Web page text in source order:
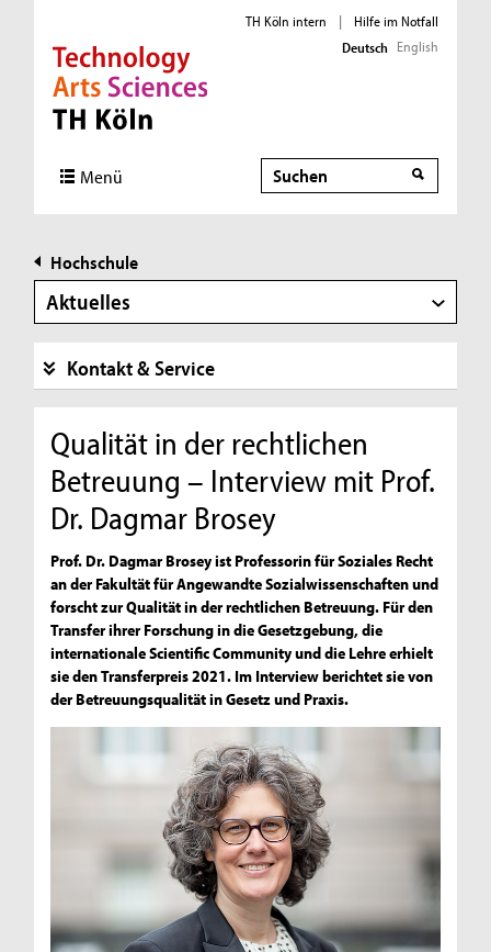
Direkt zur Hauptnavigation
Direkt zur Subnavigation
Direkt zum Inhalt
Direkt zum Fußbereich
TH Köln intern |
Hilfe im Notfall
Deutsch English
Menü Suche
Hochschule
Aktuelles
Kontakt & Service
Qualität in der rechtlichen
Betreuung – Interview mit Prof.
Dr. Dagmar Brosey
Prof. Dr. Dagmar Brosey ist Professorin für Soziales Recht
an der Fakultät für Angewandte Sozialwissenschaften und
forscht zur Qualität in der rechtlichen Betreuung. Für den
Transfer ihrer Forschung in die Gesetzgebung, die
internationale Scientific Community und die Lehre erhielt
sie den Transferpreis 2021. Im Interview berichtet sie von
der Betreuungsqualität in Gesetz und Praxis.